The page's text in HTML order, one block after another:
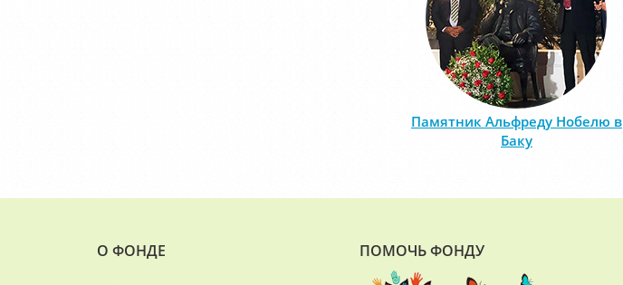
Памятник Альфреду Нобелю в
Баку
О ФОНДЕ ПОМОЧЬ ФОНДУ